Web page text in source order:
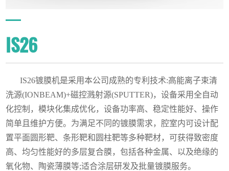
IS26
IS26镀膜机是采用本公司成熟的专利技术:高能离子束清
洗源(IONBEAM)+磁控溅射源(SPUTTER)，设备采用全自动
化控制，模块化集成优化，设备功率高、稳定性能好、操作
简单且维护方便。为满足不同的镀膜需求，腔室内可设计配
置平面圆形靶、条形靶和圆柱靶等多种靶材，可获得致密度
高、均匀性能好的多层复合膜，包括各种金属、 以及绝缘的
氧化物、陶瓷薄膜等;适合涂层研发及批量镀膜服务。